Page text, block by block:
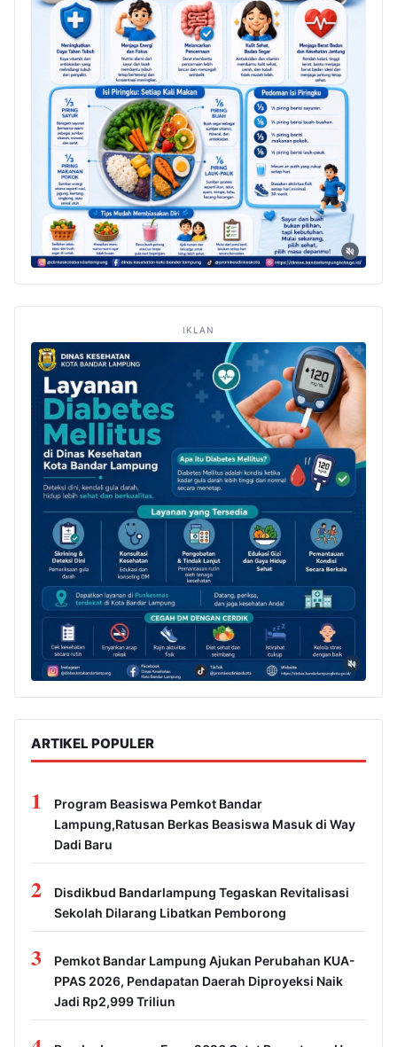
IKLAN
ARTIKEL POPULER
1
Program Beasiswa Pemkot Bandar
Lampung,Ratusan Berkas Beasiswa Masuk di Way
Dadi Baru
2
Disdikbud Bandarlampung Tegaskan Revitalisasi
Sekolah Dilarang Libatkan Pemborong
3
Pemkot Bandar Lampung Ajukan Perubahan KUA-
PPAS 2026, Pendapatan Daerah Diproyeksi Naik
Jadi Rp2,999 Triliun